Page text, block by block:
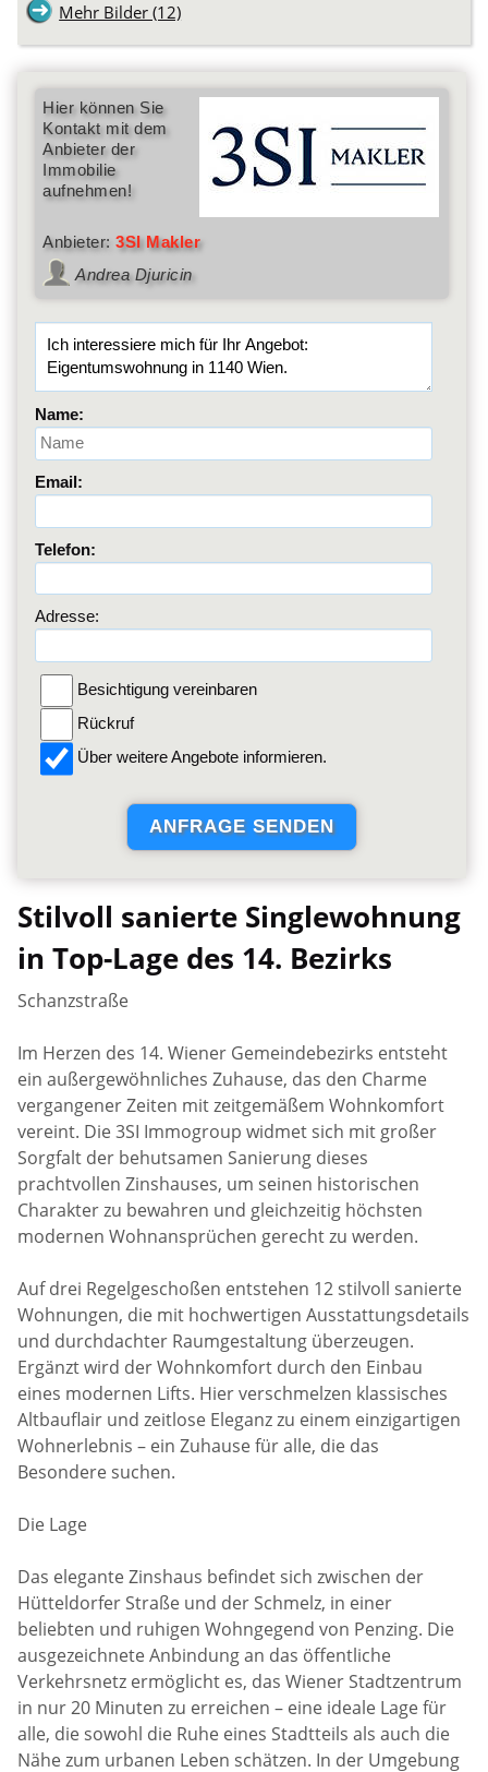
Mehr Bilder (12)
Hier können Sie
Kontakt mit dem
Anbieter der
Immobilie
aufnehmen!
Anbieter:3SI Makler
Andrea Djuricin
Name:
Email:
Telefon:
Adresse:
Besichtigung vereinbaren
Rückruf
Über weitere Angebote informieren.
Stilvoll sanierte Singlewohnung
in Top-Lage des 14. Bezirks
Schanzstraße
Im Herzen des 14. Wiener Gemeindebezirks entsteht
ein außergewöhnliches Zuhause, das den Charme
vergangener Zeiten mit zeitgemäßem Wohnkomfort
vereint. Die 3SI Immogroup widmet sich mit großer
Sorgfalt der behutsamen Sanierung dieses
prachtvollen Zinshauses, um seinen historischen
Charakter zu bewahren und gleichzeitig höchsten
modernen Wohnansprüchen gerecht zu werden.
Auf drei Regelgeschoßen entstehen 12 stilvoll sanierte
Wohnungen, die mit hochwertigen Ausstattungsdetails
und durchdachter Raumgestaltung überzeugen.
Ergänzt wird der Wohnkomfort durch den Einbau
eines modernen Lifts. Hier verschmelzen klassisches
Altbauflair und zeitlose Eleganz zu einem einzigartigen
Wohnerlebnis – ein Zuhause für alle, die das
Besondere suchen.
Die Lage
Das elegante Zinshaus befindet sich zwischen der
Hütteldorfer Straße und der Schmelz, in einer
beliebten und ruhigen Wohngegend von Penzing. Die
ausgezeichnete Anbindung an das öffentliche
Verkehrsnetz ermöglicht es, das Wiener Stadtzentrum
in nur 20 Minuten zu erreichen – eine ideale Lage für
alle, die sowohl die Ruhe eines Stadtteils als auch die
Nähe zum urbanen Leben schätzen. In der Umgebung